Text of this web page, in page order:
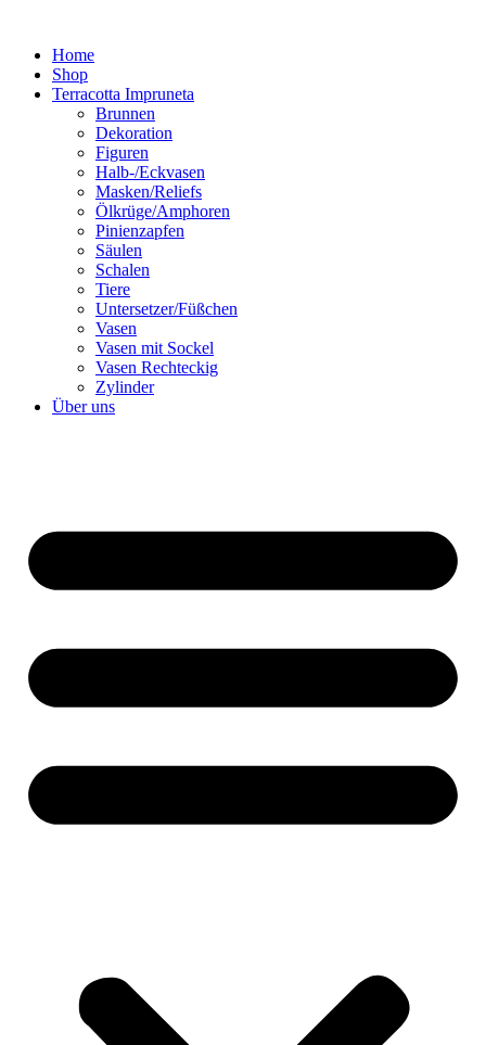
springenHome
Shop
Terracotta Impruneta
Brunnen
Dekoration
Figuren
Halb-/Eckvasen
Masken/Reliefs
Ölkrüge/Amphoren
Pinienzapfen
Säulen
Schalen
Tiere
Untersetzer/Füßchen
Vasen
Vasen mit Sockel
Vasen Rechteckig
Zylinder
Über uns